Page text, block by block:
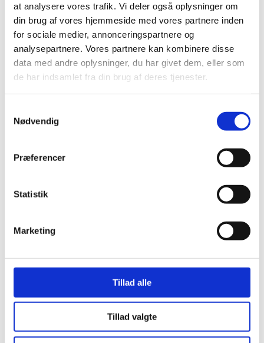
at analysere vores trafik. Vi deler også oplysninger om
din brug af vores hjemmeside med vores partnere inden
for sociale medier, annonceringspartnere og
analysepartnere. Vores partnere kan kombinere disse
data med andre oplysninger, du har givet dem, eller som
de har indsamlet fra din brug af deres tjenester.
Nødvendig
Præferencer
Statistik
Marketing
Tillad alle
Tillad valgte
22. februar 2017